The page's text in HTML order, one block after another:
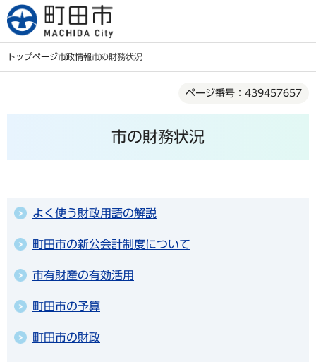
こ
の
トップページ市政情報市の財務状況
ページ番号：439457657
市の財務状況
よく使う財政用語の解説
町田市の新公会計制度について
市有財産の有効活用
町田市の予算
町田市の財政